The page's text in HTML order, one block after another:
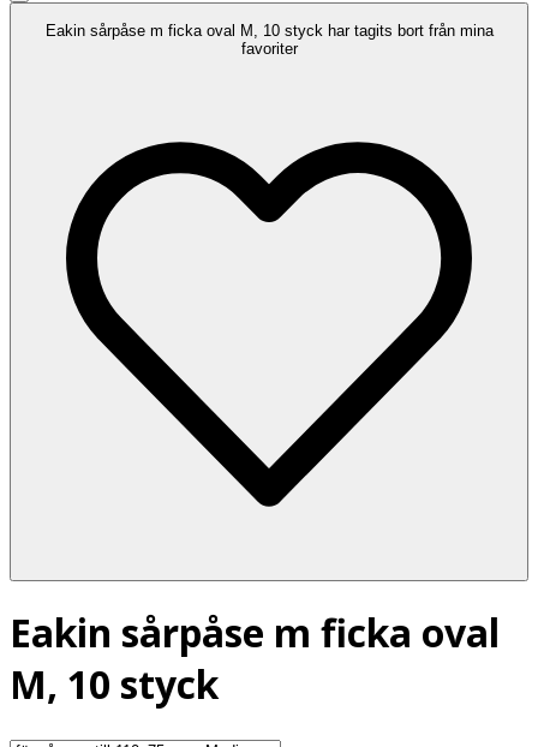
Eakin sårpåse m ficka oval M, 10 styck har tagits bort från mina
favoriter
Eakin sårpåse m ficka oval
M, 10 styck